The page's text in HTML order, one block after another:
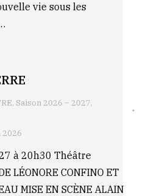
vie sous les
, Saison 2026 – 2027,
2026
à 20h30 Théâtre
LÉONORE CONFINO ET
MISE EN SCÈNE ALAIN